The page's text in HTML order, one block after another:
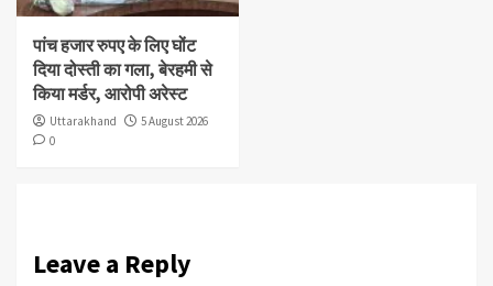
पांच हजार रुपए के लिए घोंट
दिया दोस्ती का गला, बेरहमी से
किया मर्डर, आरोपी अरेस्ट
Uttarakhand
5 August 2026
0
Leave a Reply